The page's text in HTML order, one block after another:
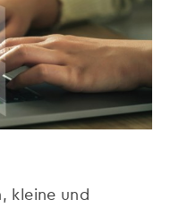
kleine und